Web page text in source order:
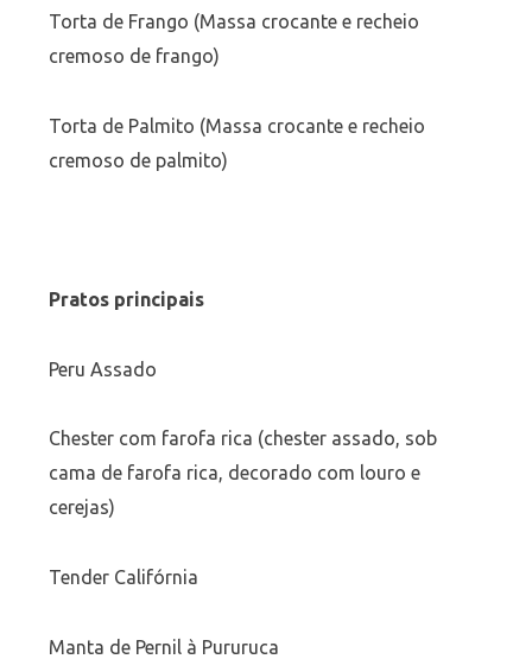
Torta de Frango (Massa crocante e recheio
cremoso de frango)
Torta de Palmito (Massa crocante e recheio
cremoso de palmito)
Pratos principais
Peru Assado
Chester com farofa rica (chester assado, sob
cama de farofa rica, decorado com louro e
cerejas)
Tender Califórnia
Manta de Pernil à Pururuca